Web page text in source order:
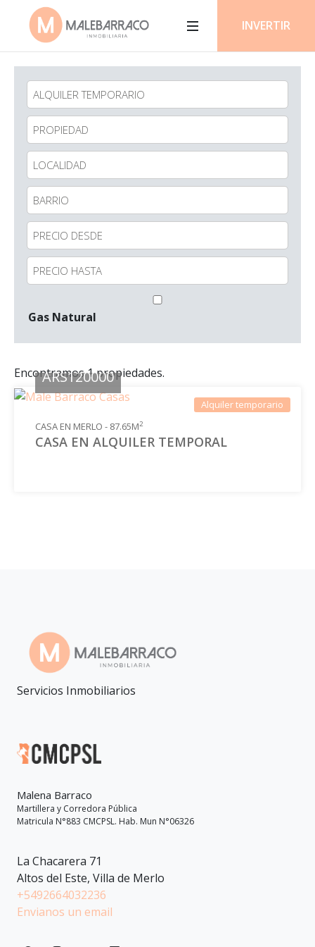
INVERTIR
Gas Natural
Encontramos 1 propiedades.
Alquiler temporario
ARS120000
CASA EN MERLO - 87.65M2
CASA EN ALQUILER TEMPORAL
Servicios Inmobiliarios
Malena Barraco
Martillera y Corredora Pública
Matricula N°883 CMCPSL. Hab. Mun N°06326
La Chacarera 71
Altos del Este, Villa de Merlo
+5492664032236
Envianos un email